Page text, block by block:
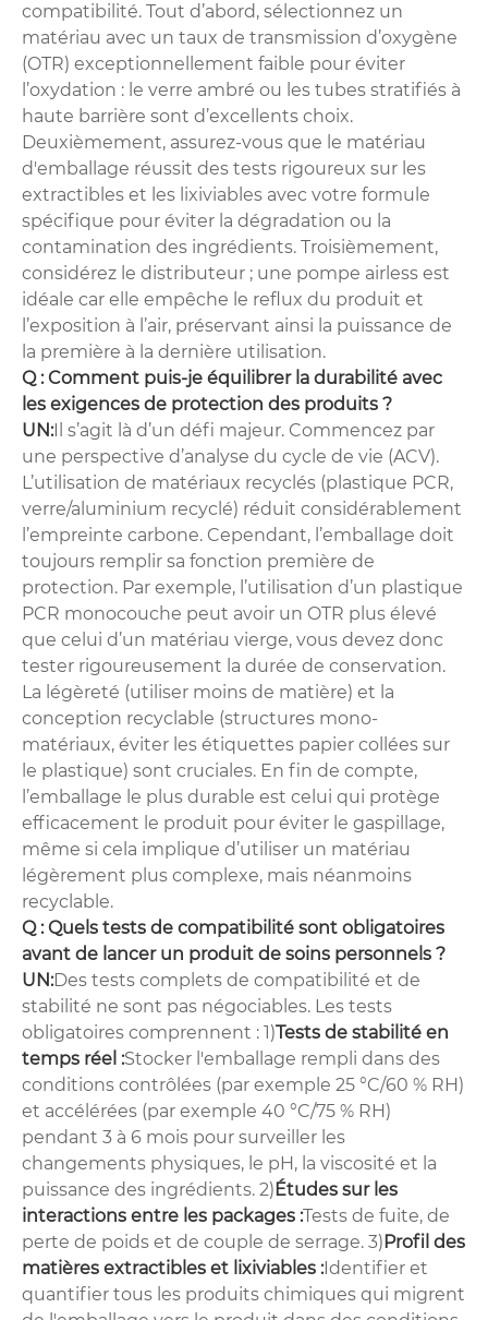
compatibilité. Tout d’abord, sélectionnez un
matériau avec un taux de transmission d’oxygène
(OTR) exceptionnellement faible pour éviter
l’oxydation : le verre ambré ou les tubes stratifiés à
haute barrière sont d’excellents choix.
Deuxièmement, assurez-vous que le matériau
d'emballage réussit des tests rigoureux sur les
extractibles et les lixiviables avec votre formule
spécifique pour éviter la dégradation ou la
contamination des ingrédients. Troisièmement,
considérez le distributeur ; une pompe airless est
idéale car elle empêche le reflux du produit et
l’exposition à l’air, préservant ainsi la puissance de
la première à la dernière utilisation.
Q : Comment puis-je équilibrer la durabilité avec
les exigences de protection des produits ?
UN:Il s’agit là d’un défi majeur. Commencez par
une perspective d’analyse du cycle de vie (ACV).
L’utilisation de matériaux recyclés (plastique PCR,
verre/aluminium recyclé) réduit considérablement
l’empreinte carbone. Cependant, l’emballage doit
toujours remplir sa fonction première de
protection. Par exemple, l’utilisation d’un plastique
PCR monocouche peut avoir un OTR plus élevé
que celui d’un matériau vierge, vous devez donc
tester rigoureusement la durée de conservation.
La légèreté (utiliser moins de matière) et la
conception recyclable (structures mono-
matériaux, éviter les étiquettes papier collées sur
le plastique) sont cruciales. En fin de compte,
l’emballage le plus durable est celui qui protège
efficacement le produit pour éviter le gaspillage,
même si cela implique d’utiliser un matériau
légèrement plus complexe, mais néanmoins
recyclable.
Q : Quels tests de compatibilité sont obligatoires
avant de lancer un produit de soins personnels ?
UN:Des tests complets de compatibilité et de
stabilité ne sont pas négociables. Les tests
obligatoires comprennent : 1)Tests de stabilité en
temps réel :Stocker l'emballage rempli dans des
conditions contrôlées (par exemple 25 °C/60 % RH)
et accélérées (par exemple 40 °C/75 % RH)
pendant 3 à 6 mois pour surveiller les
changements physiques, le pH, la viscosité et la
puissance des ingrédients. 2)Études sur les
interactions entre les packages :Tests de fuite, de
perte de poids et de couple de serrage. 3)Profil des
matières extractibles et lixiviables :Identifier et
quantifier tous les produits chimiques qui migrent